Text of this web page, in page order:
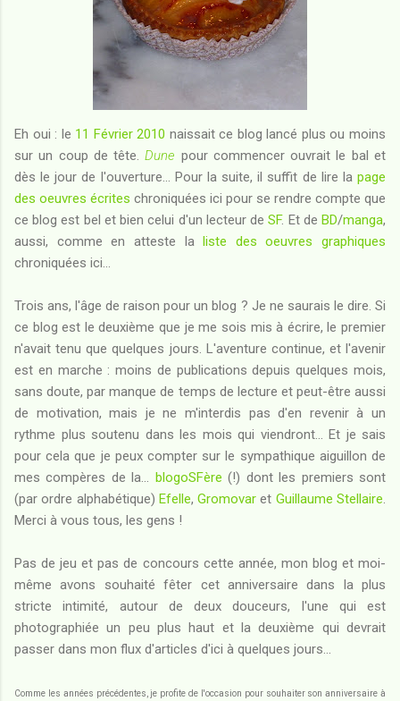
Eh oui : le 11 Février 2010 naissait ce blog lancé plus ou moins
sur un coup de tête.Dune pour commencer ouvrait le bal et
dès le jour de l'ouverture... Pour la suite, il suffit de lire la page
des oeuvres écrites chroniquées ici pour se rendre compte que
ce blog est bel et bien celui d'un lecteur deSF. Et deBD/manga,
aussi, comme en atteste laliste des oeuvres graphiques
chroniquées ici...
Trois ans, l'âge de raison pour un blog ? Je ne saurais le dire. Si
ce blog est le deuxième que je me sois mis à écrire, le premier
n'avait tenu que quelques jours. L'aventure continue, et l'avenir
est en marche : moins de publications depuis quelques mois,
sans doute, par manque de temps de lecture et peut-être aussi
de motivation, mais je ne m'interdis pas d'en revenir à un
rythme plus soutenu dans les mois qui viendront... Et je sais
pour cela que je peux compter sur le sympathique aiguillon de
mes compères de la... blogoSFère (!) dont les premiers sont
(par ordre alphabétique) Efelle,Gromovar et Guillaume Stellaire
Merci à vous tous, les gens !
Pas de jeu et pas de concours cette année, mon blog et moi-
même avons souhaité fêter cet anniversaire dans la plus
stricte intimité, autour de deux douceurs, l'une qui est
photographiée un peu plus haut et la deuxième qui devrait
passer dans mon flux d'articles d'ici à quelques jours...
Comme les années précédentes, je profite de l'occasion pour souhaiter son anniversaire à